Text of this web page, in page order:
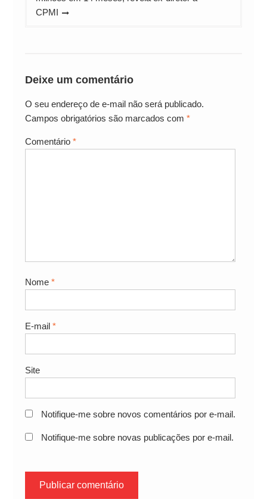
CPMI
Deixe um comentário
O seu endereço de e-mail não será publicado.
Campos obrigatórios são marcados com *
Comentário *
Nome *
E-mail *
Site
Notifique-me sobre novos comentários por e-mail.
Notifique-me sobre novas publicações por e-mail.